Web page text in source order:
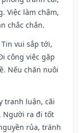
Việc làm chậm,
chắc chắn.
Tin vui sắp tới,
công việc gặp
Nếu chăn nuôi
tranh luận, cãi
Người ra đi tốt
rủa, tránh